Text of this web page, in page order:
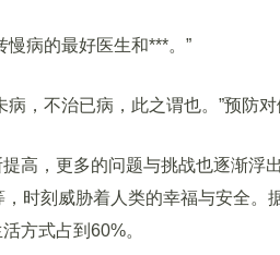
病的最好医生和***。”
不治已病，此之谓也。”预防对
，更多的问题与挑战也逐渐浮
时刻威胁着人类的幸福与安全。
方式占到60%。